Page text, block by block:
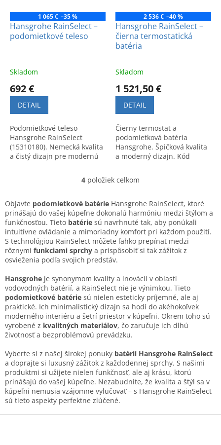
1 065 € –35 %
Hansgrohe RainSelect –
podomietkové teleso
Skladom
692 €
DETAIL
Podomietkové teleso
Hansgrohe RainSelect
(15310180). Nemecká kvalita
a čistý dizajn pre modernú
2 536 € –40 %
Hansgrohe RainSelect –
čierna termostatická
batéria
Skladom
1 521,50 €
DETAIL
Čierny termostat a
podomietková batéria
Hansgrohe. Špičková kvalita
a moderný dizajn. Kód
O
l
á
d
a
c
i
e
r
v
k
y
v
ý
p
s
u
4 položiek celkom
Objavte podomietkové batérie Hansgrohe RainSelect, ktoré
prinášajú do vašej kúpeľne dokonalú harmóniu medzi štýlom a
funkčnosťou. Tieto batérie sú navrhnuté tak, aby ponúkali
intuitívne ovládanie a mimoriadny komfort pri každom použití.
S technológiou RainSelect môžete ľahko prepínať medzi
rôznymi funkciami sprchy a prispôsobiť si tak zážitok z
osvieženia podľa svojich predstáv.
Hansgrohe je synonymom kvality a inovácií v oblasti
vodovodných batérií, a RainSelect nie je výnimkou. Tieto
podomietkové batérie sú nielen esteticky príjemné, ale aj
praktické. Ich minimalistický dizajn sa hodí do akéhokoľvek
moderného interiéru a šetrí priestor v kúpeľni. Okrem toho sú
vyrobené z kvalitných materiálov, čo zaručuje ich dlhú
životnosť a bezproblémovú prevádzku.
Vyberte si z našej širokej ponuky batérií Hansgrohe RainSelect
a doprajte si luxusný zážitok z každodennej sprchy. S našimi
produktmi si užijete nielen funkčnosť, ale aj krásu, ktorú
prinášajú do vašej kúpeľne. Nezabudnite, že kvalita a štýl sa v
kúpeľni nemusia vzájomne vylučovať – s Hansgrohe RainSelect
sú tieto aspekty perfektne zlúčené.
Z